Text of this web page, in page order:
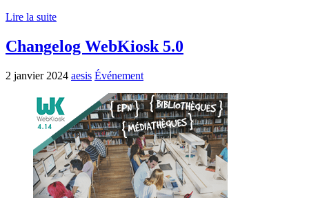
Lire la suite
Changelog WebKiosk 5.0
2 janvier 2024 aesis Événement